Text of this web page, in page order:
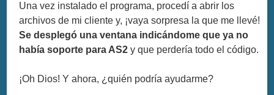
Una vez instalado el programa, procedí a abrir los
archivos de mi cliente y, ¡vaya sorpresa la que me llevé!
Se desplegó una ventana indicándome que ya no
había soporte para AS2 y que perdería todo el código.
¡Oh Dios! Y ahora, ¿quién podría ayudarme?